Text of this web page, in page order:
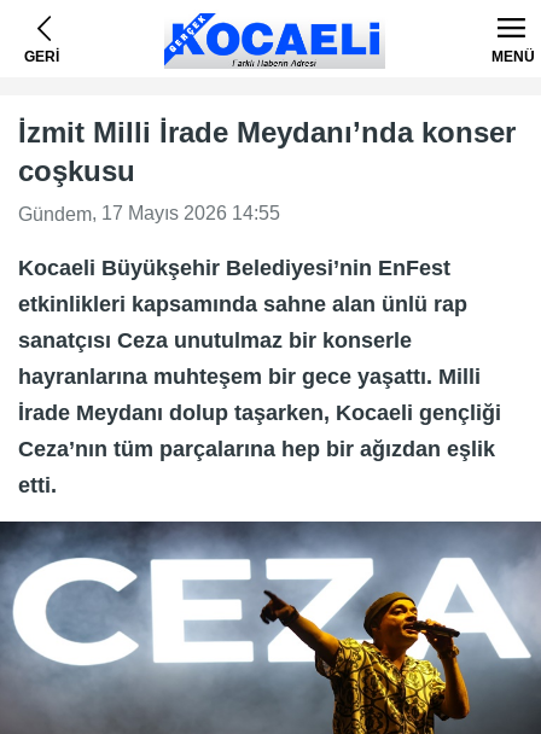
GERİ MENÜ
İzmit Milli İrade Meydanı’nda konser
coşkusu
Gündem, 17 Mayıs 2026 14:55
Kocaeli Büyükşehir Belediyesi’nin EnFest
etkinlikleri kapsamında sahne alan ünlü rap
sanatçısı Ceza unutulmaz bir konserle
hayranlarına muhteşem bir gece yaşattı. Milli
İrade Meydanı dolup taşarken, Kocaeli gençliği
Ceza’nın tüm parçalarına hep bir ağızdan eşlik
etti.